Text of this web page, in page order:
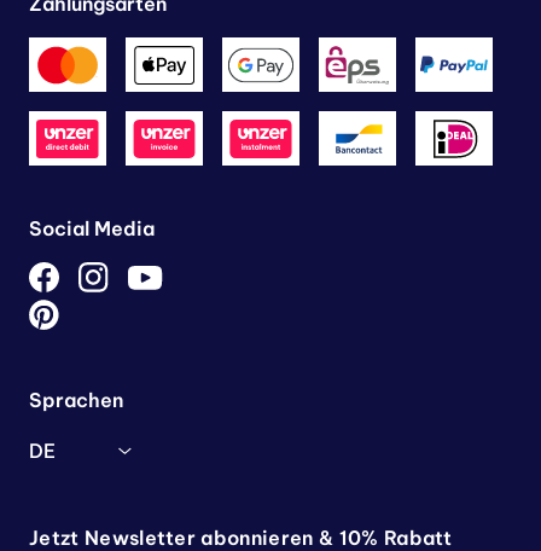
Social Media
Sprachen
DE
Jetzt Newsletter abonnieren & 10% Rabatt